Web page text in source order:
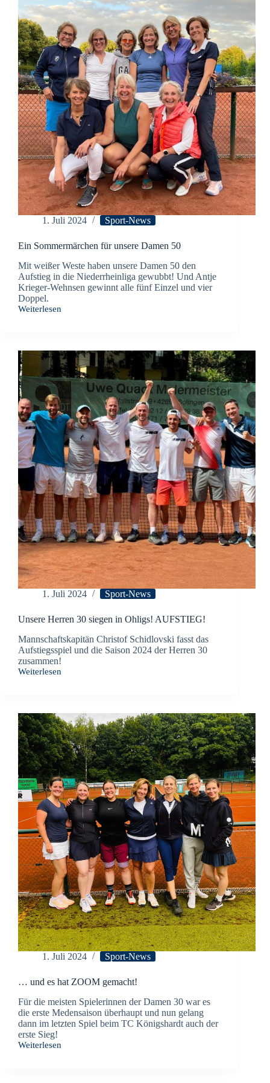
1. Juli 2024 Sport-News
Ein Sommermärchen für unsere Damen 50
Mit weißer Weste haben unsere Damen 50 den
Aufstieg in die Niederrheinliga gewubbt! Und Antje
Krieger-Wehnsen gewinnt alle fünf Einzel und vier
Doppel.
Weiterlesen
Ein
Damen
50
1. Juli 2024 Sport-News
Unsere Herren 30 siegen in Ohligs! AUFSTIEG!
Mannschaftskapitän Christof Schidlovski fasst das
Aufstiegsspiel und die Saison 2024 der Herren 30
zusammen!
Weiterlesen
Unsere
in
Ohligs!
AUFSTIEG!
1. Juli 2024 Sport-News
… und es hat ZOOM gemacht!
Für die meisten Spielerinnen der Damen 30 war es
die erste Medensaison überhaupt und nun gelang
dann im letzten Spiel beim TC Königshardt auch der
erste Sieg!
Weiterlesen
…